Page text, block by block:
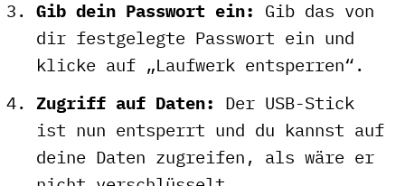
Gib dein Passwort ein: Gib das von
dir festgelegte Passwort ein und
klicke auf „Laufwerk entsperren“.
Zugriff auf Daten: Der USB-Stick
ist nun entsperrt und du kannst auf
deine Daten zugreifen, als wäre er